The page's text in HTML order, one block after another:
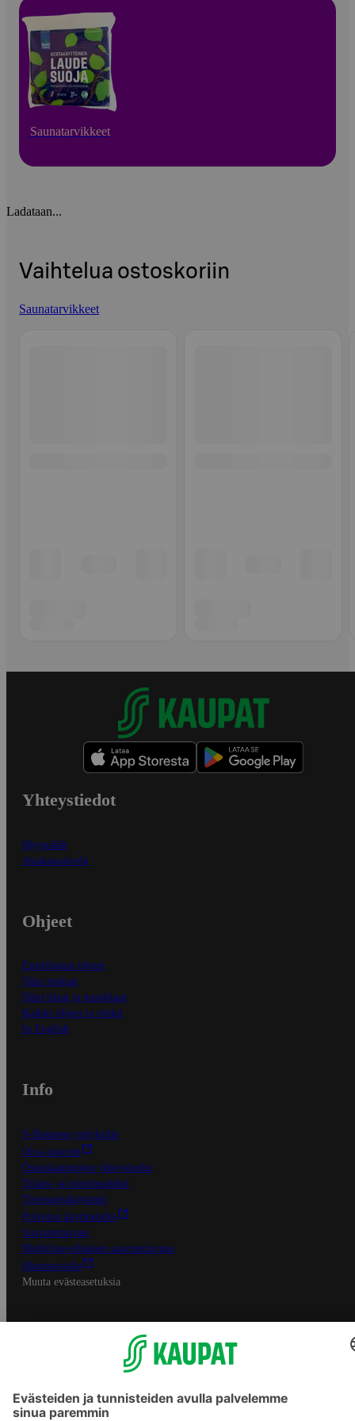
Saunatarvikkeet
Ladataan...
Vaihtelua ostoskoriin
Saunatarvikkeet
Yhteystiedot
Myymälät
Asiakaspalvelu
Ohjeet
Ensitilaajan ohjeet
Näin maksat
Näin tilaat ja muokkaat
Kaikki ohjeet ja vinkit
In English
Info
S-Business yrityksille
Oiva-raportit
Osuuskauppojen yhteystiedot
Tilaus- ja toimitusehdot
Tietosuojakäytäntö
Palvelun käyttöehdot
Saavutettavuus
Mobiilisovelluksen saavutettavuus
Mainostajalle
Muuta evästeasetuksia
S-ryhmän palvelut
Asiakasomistajuus